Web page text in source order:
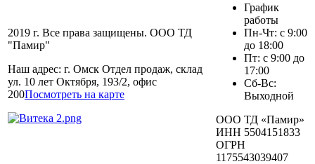
2019 г. Все права защищены. ООО ТД
"Памир"
Наш адрес: г. Омск Отдел продаж, склад
ул. 10 лет Октября, 193/2, офис
200Посмотреть на карте
График
работы
Пн-Чт: с 9:00
до 18:00
Пт: с 9:00 до
17:00
Сб-Вс:
Выходной
ООО ТД «Памир»
ИНН 5504151833
ОГРН
1175543039407